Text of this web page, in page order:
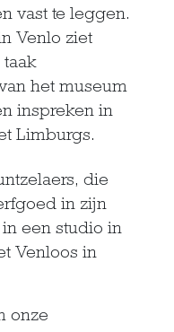
vast te leggen.
Venlo ziet
het museum
inspreken in
Limburgs.
die
in zijn
een studio in
Venloos in
onze